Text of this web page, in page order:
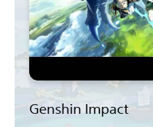
Genshin Impact